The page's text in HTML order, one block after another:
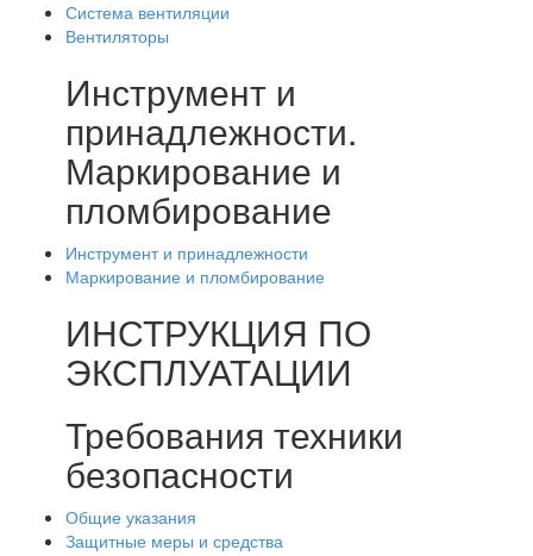
Система вентиляции
Вентиляторы
Инструмент и
принадлежности.
Маркирование и
пломбирование
Инструмент и принадлежности
Маркирование и пломбирование
ИНСТРУКЦИЯ ПО
ЭКСПЛУАТАЦИИ
Требования техники
безопасности
Общие указания
Защитные меры и средства